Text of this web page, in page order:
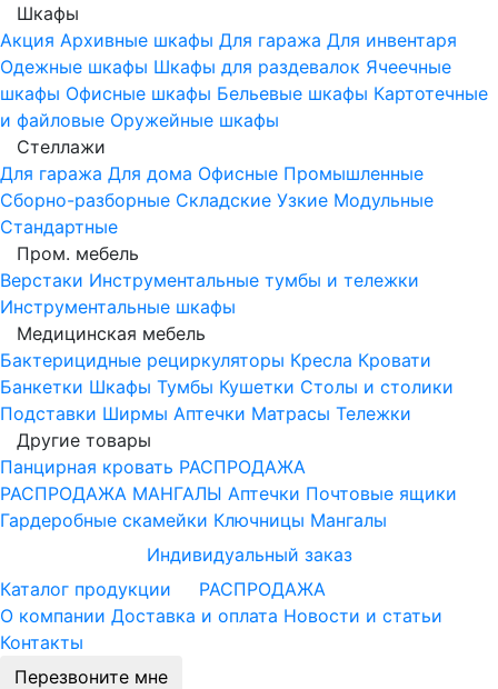
Шкафы
Акция Архивные шкафы Для гаража Для инвентаря
Одежные шкафы Шкафы для раздевалок Ячеечные
шкафы Офисные шкафы Бельевые шкафы Картотечные
и файловые Оружейные шкафы
Стеллажи
Для гаража Для дома Офисные Промышленные
Сборно-разборные Складские Узкие Модульные
Стандартные
Пром. мебель
Верстаки Инструментальные тумбы и тележки
Инструментальные шкафы
Медицинская мебель
Бактерицидные рециркуляторы Кресла Кровати
Банкетки Шкафы Тумбы Кушетки Столы и столики
Подставки Ширмы Аптечки Матрасы Тележки
Другие товары
Панцирная кровать РАСПРОДАЖА
РАСПРОДАЖА МАНГАЛЫ Аптечки Почтовые ящики
Гардеробные скамейки Ключницы Мангалы
Индивидуальный заказ
Каталог продукции
РАСПРОДАЖА
О компании Доставка и оплата Новости и статьи
Контакты
Перезвоните мне